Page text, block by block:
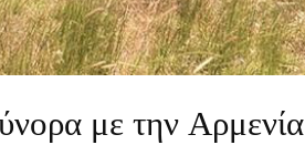
με την Αρμενία